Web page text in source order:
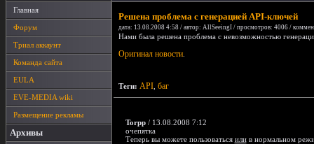
Главная
Форум
Триал аккаунт
Команда сайта
EULA
EVE-MEDIA wiki
Размещение рекламы
Архивы
Решена проблема с генерацией API-ключей
дата: 13.08.2008 4:58 / автор: AllSeeingI / просмотров: 4006 /
Нами была решена проблема с невозможностью
Оригинал новости.
Теги: API, баг
Torpp/ 13.08.2008 7:12
очепятка
Теперь вы можете пользоваться илив нормальном